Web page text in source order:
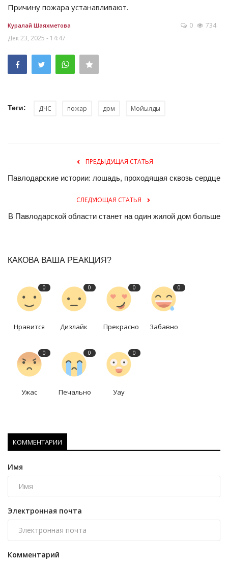
Причину пожара устанавливают.
Куралай Шаяхметова
Дек 23, 2025 - 14:47
0 734
Теги: ДЧС пожар дом Мойылды
ПРЕДЫДУЩАЯ СТАТЬЯ
Павлодарские истории: лошадь, проходящая сквозь сердце
СЛЕДУЮЩАЯ СТАТЬЯ
В Павлодарской области станет на один жилой дом больше
КАКОВА ВАША РЕАКЦИЯ?
0
Нравится
0
Дизлайк
0
Прекрасно
0
Забавно
0
Ужас
0
Печально
0
Уау
КОММЕНТАРИИ
Имя
Электронная почта
Комментарий